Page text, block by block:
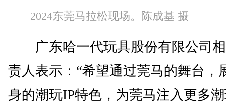
2024东莞马拉松现场。陈成基 摄
广东哈一代玩具股份有限公司
责人表示：“希望通过莞马的舞台，
身的潮玩IP特色，为莞马注入更多